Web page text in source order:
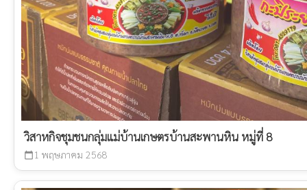
วิสาหกิจชุมชนกลุ่มแม่บ้านเกษตรบ้านสะพานหิน หมู่ที่ 8
calendar_today 1 พฤษภาคม 2568